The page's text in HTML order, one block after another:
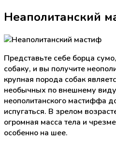
Неаполитанский
Представьте себе борца
собаку, и вы получите
крупная порода собак
необычных по внешнему
неополитанского мастиффа
испугаться. В зрелом
огромная масса тела и
особенно на шее.